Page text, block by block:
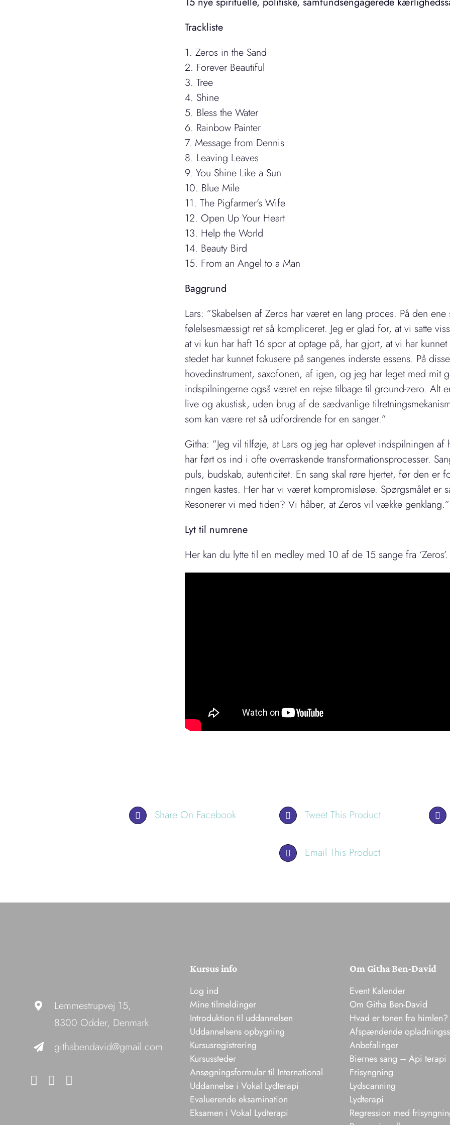
Trackliste
1. Zeros in the Sand
2. Forever Beautiful
3. Tree
4. Shine
5. Bless the Water
6. Rainbow Painter
7. Message from Dennis
8. Leaving Leaves
9. You Shine Like a Sun
10. Blue Mile
11. The Pigfarmer’s Wife
12. Open Up Your Heart
13. Help the World
14. Beauty Bird
15. From an Angel to a Man
Baggrund
Lars: ”Skabelsen af Zeros har været en lang proces. På den
følelsesmæssigt ret så kompliceret. Jeg er glad for, at vi satte
at vi kun har haft 16 spor at optage på, har gjort, at vi har
stedet har kunnet fokusere på sangenes inderste essens. På
hovedinstrument, saxofonen, af igen, og jeg har leget med mit
indspilningerne også været en rejse tilbage til ground-zero. Alt
live og akustisk, uden brug af de sædvanlige
som kan være ret så udfordrende for en sanger.”
Githa: ”Jeg vil tilføje, at Lars og jeg har oplevet indspilningen
har ført os ind i ofte overraskende transformationsprocesser.
puls, budskab, autenticitet. En sang skal røre hjertet, før den er
ringen kastes. Her har vi været kompromisløse. Spørgsmålet er
Resonerer vi med tiden? Vi håber, at Zeros vil vække genklang.”
Lyt til numrene
Her kan du lytte til en medley med 10 af de 15 sange fra ‘Zeros’.
Share On Facebook Tweet This Product
Email This Product
Lemmestrupvej 15,
8300 Odder, Denmark
githabendavid@gmail.com
Kursus info
Log ind
Mine tilmeldinger
Introduktion til uddannelsen
Uddannelsens opbygning
Kursusregistrering
Kursussteder
Ansøgningsformular til International
Uddannelse i Vokal Lydterapi
Evaluerende eksamination
Eksamen i Vokal Lydterapi
Om Githa Ben-David
Event Kalender
Om Githa Ben-David
Hvad er tonen fra himlen?
Afspændende
Anbefalinger
Biernes sang – Api terapi
Frisyngning
Lydscanning
Lydterapi
Regression med